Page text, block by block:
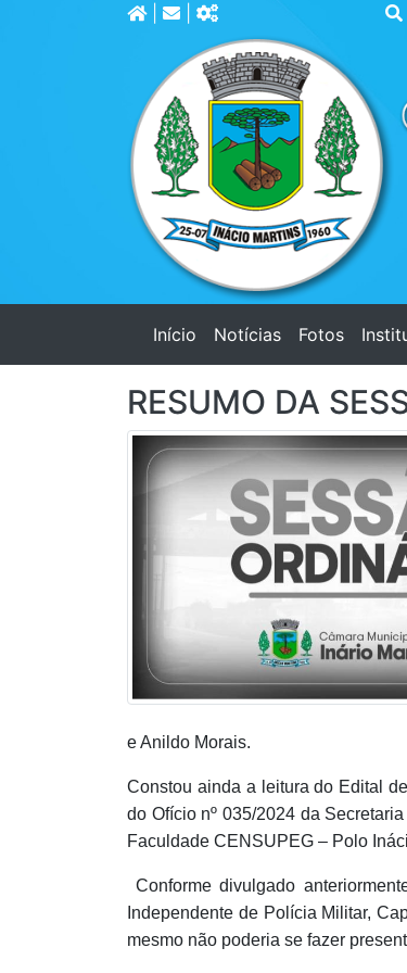
|
Início (current)
Notícias Fotos
RESUMO DA
e Anildo Morais.
Constou ainda a leitura do Edital
do Ofício nº 035/2024 da
Faculdade CENSUPEG – Polo
Conforme divulgado
Independente de Polícia Militar,
mesmo não poderia se fazer